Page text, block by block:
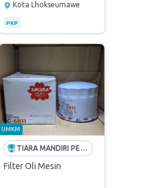
Kota Lhokseumawe
PKP
UMKM
TIARA MANDIRI PERKASA
Filter Oli Mesin